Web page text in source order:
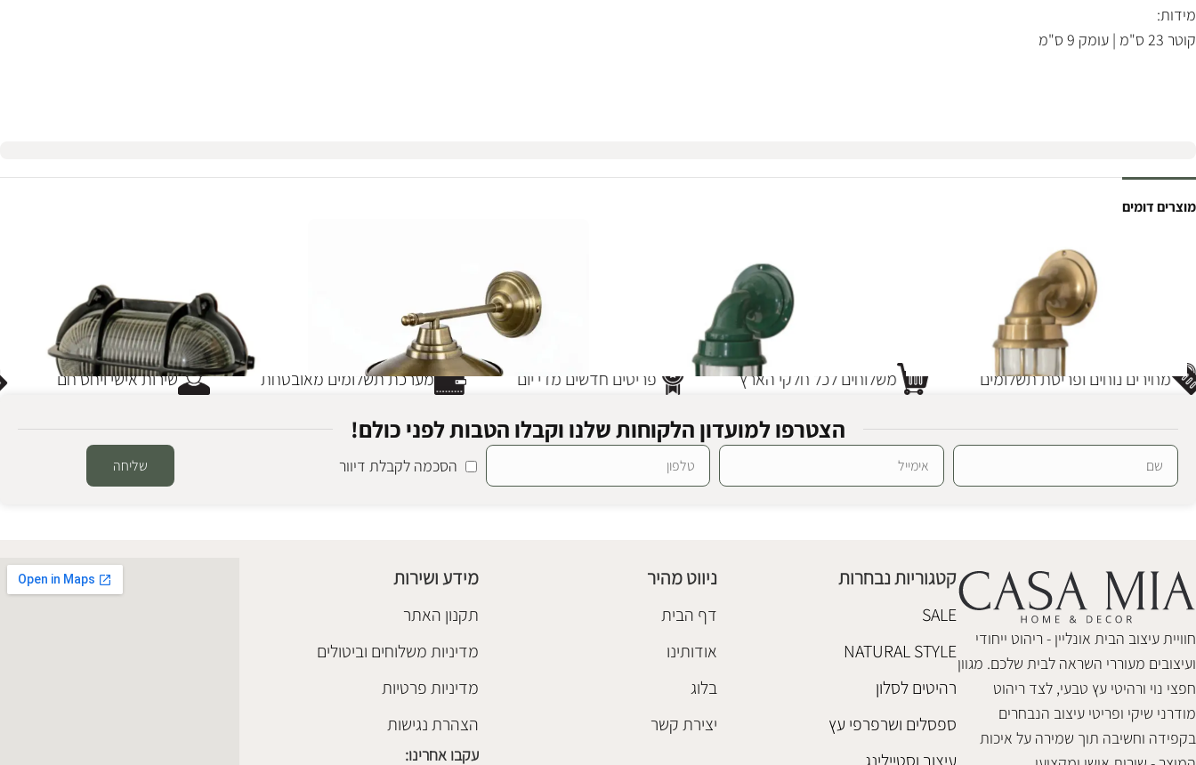
מידות:
קוטר 23 ס"מ | עומק 9 ס"מ
מוצרים דומים
₪ 468
הוספה לסל
₪468
שירות אישי ויחס חם מערכת תשלומים מאובטחת פריטים חדשים מדי יום משלוחים לכל חלקי הארץ מחירים נוחים ופריסת תשלומים
הצטרפו למועדון הלקוחות שלנו וקבלו הטבות לפני כולם!
הסכמה לקבלת דיוור שליחה
חוויית עיצוב הבית אונליין - ריהוט ייחודי
ועיצובים מעוררי השראה לבית שלכם. מגוון
חפצי נוי ורהיטי עץ טבעי, לצד ריהוט
מודרני שיקי ופריטי עיצוב הנבחרים
בקפידה וחשיבה תוך שמירה על איכות
קטגוריות נבחרות
SALE
NATURAL STYLE
רהיטים לסלון
ספסלים ושרפרפי עץ
ניווט מהיר
דף הבית
אודותינו
בלוג
יצירת קשר
מידע ושירות
תקנון האתר
מדיניות משלוחים וביטולים
מדיניות פרטיות
הצהרת נגישות
עקבו אחרינו: